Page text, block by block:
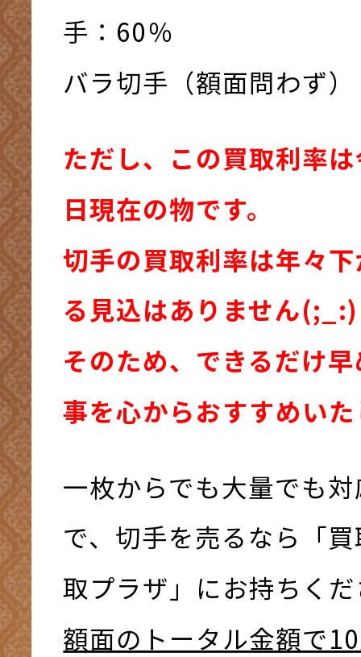
手：60％
バラ切手（額面問わず
ただし、この買取利率
日現在の物です。
切手の買取利率は年々
る見込はありません(;_:)
そのため、できるだけ
事を心からおすすめい
一枚からでも大量でも
で、切手を売るなら「
取プラザ」にお持ちく
額面のトータル金額で